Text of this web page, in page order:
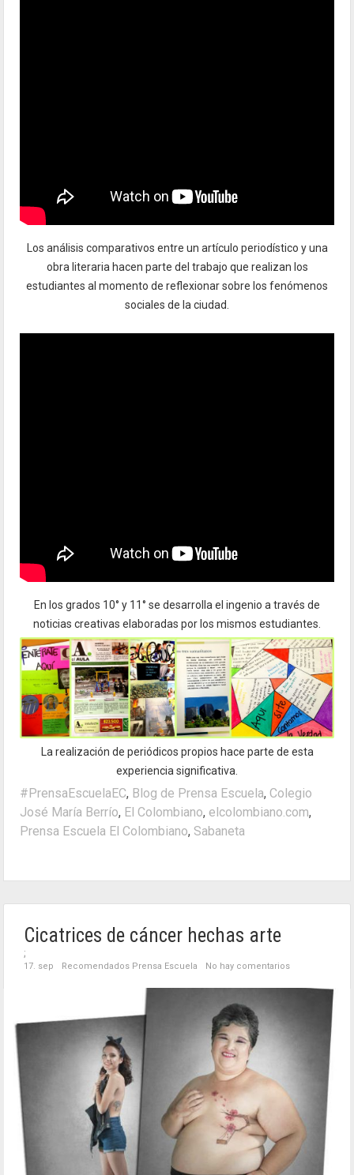
Los análisis comparativos entre un artículo periodístico y una
obra literaria hacen parte del trabajo que realizan los
estudiantes al momento de reflexionar sobre los fenómenos
sociales de la ciudad.
En los grados 10° y 11° se desarrolla el ingenio a través de
noticias creativas elaboradas por los mismos estudiantes.
La realización de periódicos propios hace parte de esta
experiencia significativa.
#PrensaEscuelaEC, Blog de Prensa Escuela, Colegio
José María Berrío, El Colombiano, elcolombiano.com,
Prensa Escuela El Colombiano, Sabaneta
Cicatrices de cáncer hechas arte
;
17. sep Recomendados Prensa Escuela No hay comentarios